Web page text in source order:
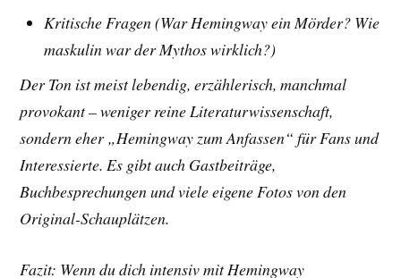
Kritische Fragen (War Hemingway ein Mörder? Wie
maskulin war der Mythos wirklich?)
Der Ton ist meist lebendig, erzählerisch, manchmal
provokant – weniger reine Literaturwissenschaft,
sondern eher „Hemingway zum Anfassen“ für Fans und
Interessierte. Es gibt auch Gastbeiträge,
Buchbesprechungen und viele eigene Fotos von den
Original-Schauplätzen.
Fazit: Wenn du dich intensiv mit Hemingway